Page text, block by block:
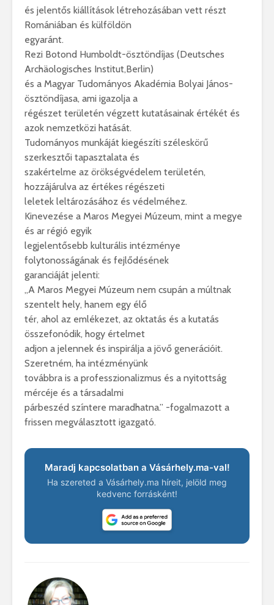
és jelentős kiállítások létrehozásában vett részt
Romániában és külföldön
egyaránt.
Rezi Botond Humboldt-ösztöndíjas (Deutsches
Archäologisches Institut,Berlin)
és a Magyar Tudományos Akadémia Bolyai János-
ösztöndíjasa, ami igazolja a
régészet területén végzett kutatásainak értékét és
azok nemzetközi hatását.
Tudományos munkáját kiegészíti széleskörű
szerkesztői tapasztalata és
szakértelme az örökségvédelem területén,
hozzájárulva az értékes régészeti
leletek leltározásához és védelméhez.
Kinevezése a Maros Megyei Múzeum, mint a megye
és ar régió egyik
legjelentősebb kulturális intézménye
folytonosságának és fejlődésének
garanciáját jelenti:
„A Maros Megyei Múzeum nem csupán a múltnak
szentelt hely, hanem egy élő
tér, ahol az emlékezet, az oktatás és a kutatás
összefonódik, hogy értelmet
adjon a jelennek és inspirálja a jövő generációit.
Szeretném, ha intézményünk
továbbra is a professzionalizmus és a nyitottság
mércéje és a társadalmi
párbeszéd színtere maradhatna.” -fogalmazott a
frissen megválasztott igazgató.
Maradj kapcsolatban a Vásárhely.ma-val!
Ha szereted a Vásárhely.ma híreit, jelöld meg
kedvenc forrásként!